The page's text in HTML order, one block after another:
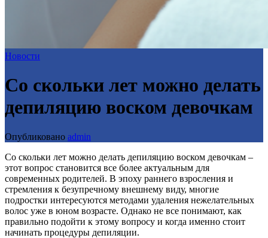
Новости
Со скольки лет можно делать
депиляцию воском девочкам
Опубликовано admin
Со скольки лет можно делать депиляцию воском девочкам –
этот вопрос становится все более актуальным для
современных родителей. В эпоху раннего взросления и
стремления к безупречному внешнему виду, многие
подростки интересуются методами удаления нежелательных
волос уже в юном возрасте. Однако не все понимают, как
правильно подойти к этому вопросу и когда именно стоит
начинать процедуры депиляции.